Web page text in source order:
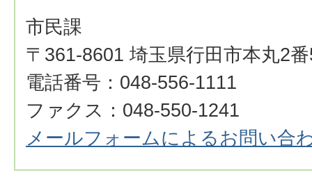
市民課
〒361-8601 埼玉県行田市本丸2
電話番号：048-556-1111
ファクス：048-550-1241
メールフォームによるお問い合